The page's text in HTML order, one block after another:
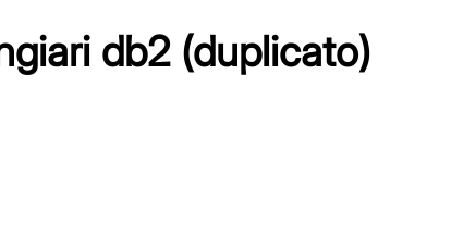
db2 (duplicato)